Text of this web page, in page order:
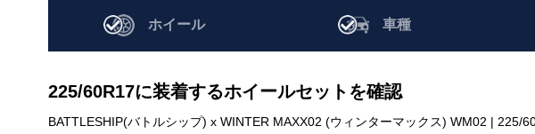
ホイール 車種
225/60R17に装着するホイールセットを確認
BATTLESHIP(バトルシップ) x WINTER MAXX02 (ウィンターマックス) WM02 | 225/